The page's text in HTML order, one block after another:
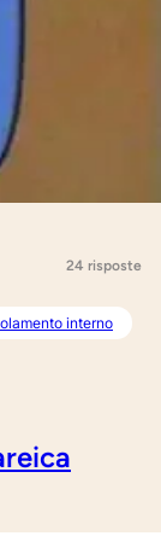
24 risposte
interno